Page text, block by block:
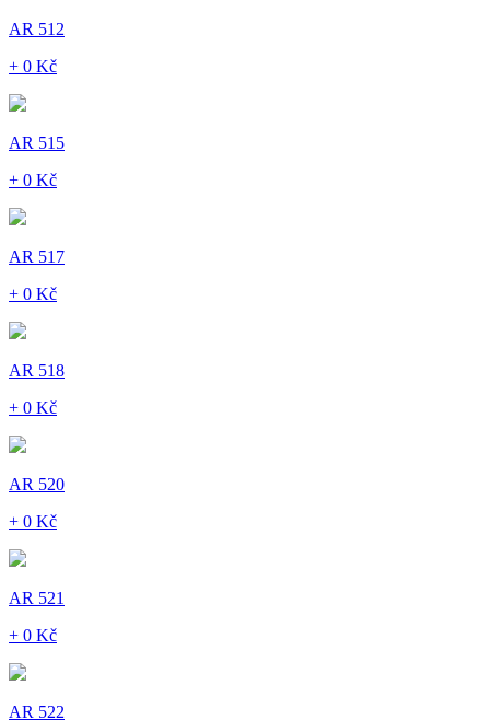
AR 512
+ 0 Kč
AR 515
+ 0 Kč
AR 517
+ 0 Kč
AR 518
+ 0 Kč
AR 520
+ 0 Kč
AR 521
+ 0 Kč
AR 522